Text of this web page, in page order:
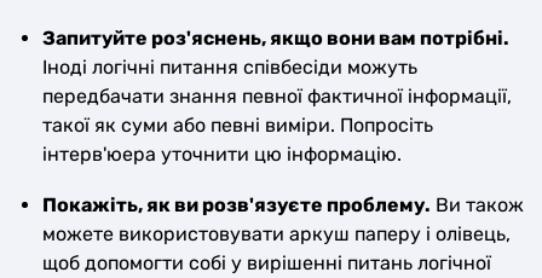
Запитуйте роз'яснень, якщо вони вам потрібні.
Іноді логічні питання співбесіди можуть
передбачати знання певної фактичної інформації,
такої як суми або певні виміри. Попросіть
інтерв'юера уточнити цю інформацію.
Покажіть, як ви розв'язуєте проблему. Ви також
можете використовувати аркуш паперу і олівець,
щоб допомогти собі у вирішенні питань логічної